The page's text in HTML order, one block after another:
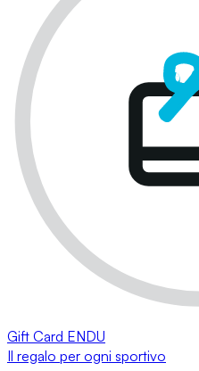
Gift Card ENDU
Il regalo per ogni sportivo